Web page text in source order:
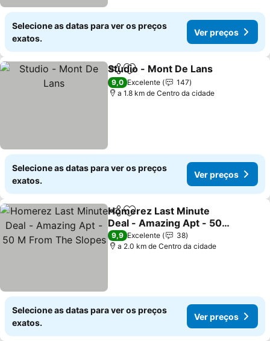
Selecione as datas para ver os preços
exatos.
Ver preços
PartilharAdicionar aos favoritos
Studio - Mont De Lans
9,0 Excelente
147
a 1.8 km de Centro da cidade
Selecione as datas para ver os preços
exatos.
Ver preços
PartilharAdicionar aos favoritos
Homerez Last Minute
Deal - Amazing Apt - 50
M From The Slopes
9,9 Excelente
38
a 2.0 km de Centro da cidade
Selecione as datas para ver os preços
exatos.
Ver preços